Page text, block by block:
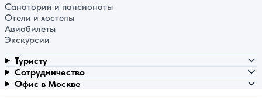
Санатории и пансионаты
Отели и хостелы
Авиабилеты
Экскурсии
Туристу
Сотрудничество
Офис в Москве